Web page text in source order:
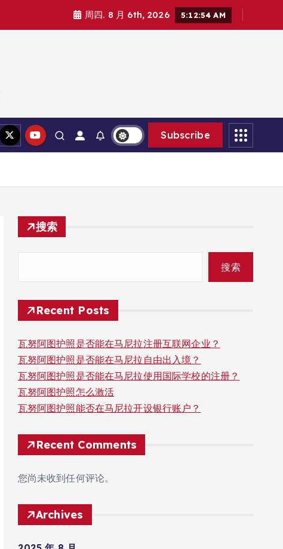
周四. 8 月 6th, 2026 5:12:56 AM
Subscribe
搜索
搜索
Recent Posts
瓦努阿图护照是否能在马尼拉注册互联网企业？
瓦努阿图护照是否能在马尼拉自由出入境？
瓦努阿图护照是否能在马尼拉使用国际学校的注册？
瓦努阿图护照怎么激活
瓦努阿图护照能否在马尼拉开设银行账户？
Recent Comments
您尚未收到任何评论。
Archives